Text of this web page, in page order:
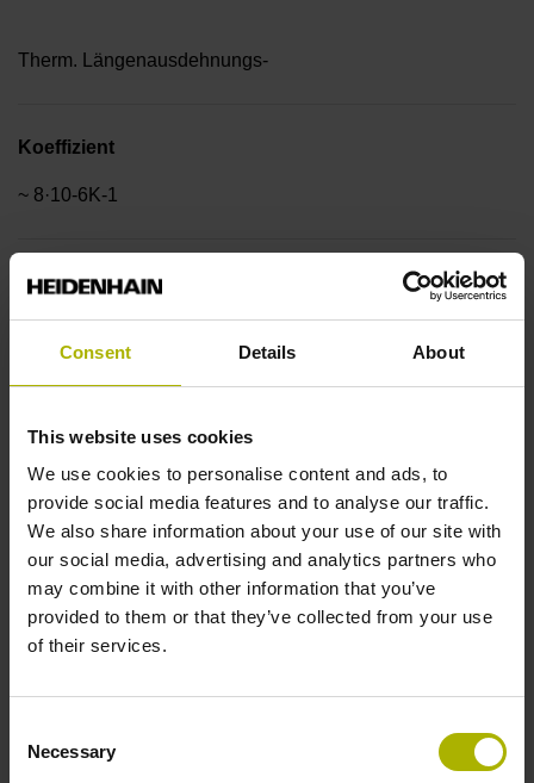
Consent Details About
This website uses cookies
We use cookies to personalise content and ads, to
provide social media features and to analyse our traffic.
We also share information about your use of our site with
our social media, advertising and analytics partners who
may combine it with other information that you’ve
provided to them or that they’ve collected from your use
of their services.
Selection
Necessary
Therm. Längenausdehnungs-
Koeffizient
~ 8·10-6K-1
Genauigkeitsklasse
1140 mm
Referenzmarkenlage
ML/2 - in der Mitte der Messlänge